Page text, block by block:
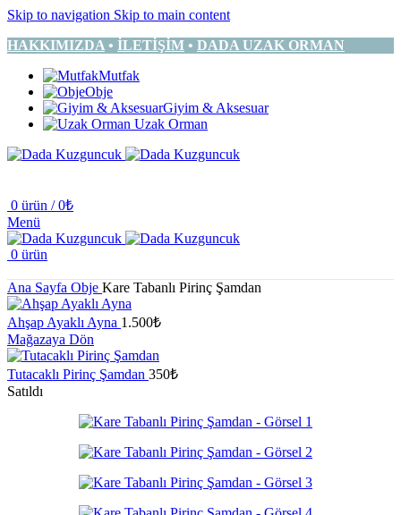
Skip to navigation Skip to main content
HAKKIMIZDA • İLETİŞİM • DADA UZAK ORMAN
Mutfak
Obje
Giyim & Aksesuar
Uzak Orman
0 ürün / 0₺
Menü
0 ürün
Ana Sayfa Obje Kare Tabanlı Pirinç Şamdan
Ahşap Ayaklı Ayna 1.500₺
Mağazaya Dön
Tutacaklı Pirinç Şamdan 350₺
Satıldı